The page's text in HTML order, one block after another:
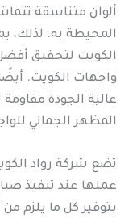
ألوان متناسقة
المحيطة به. لذلك،
الكويت لتحقيق
واجهات الكويت.
عالية الجودة
المظهر الجمالي
تضع شركة رواد
عملها عند تنفيذ
بتوفير كل ما يلزم